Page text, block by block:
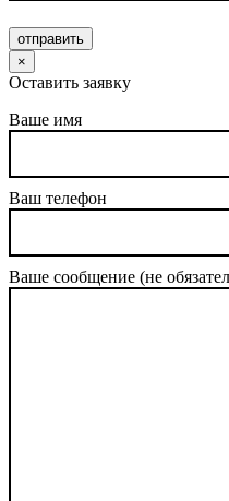
отправить
×
Оставить заявку
Ваше имя
Ваш телефон
Ваше сообщение (не